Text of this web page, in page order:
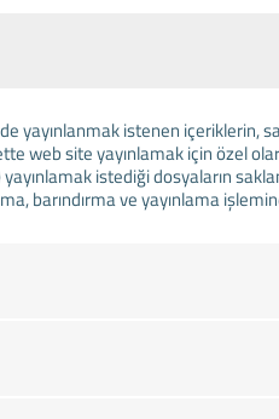
yayınlanmak istenen içeriklerin,
web site yayınlamak için özel
istediği dosyaların
barındırma ve yayınlama